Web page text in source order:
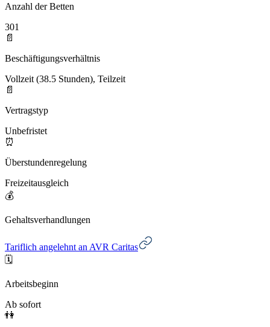
Anzahl der Betten
301
📄
Beschäftigungsverhältnis
Vollzeit (38.5 Stunden), Teilzeit
📄
Vertragstyp
Unbefristet
⏰
Überstundenregelung
Freizeitausgleich
💰
Gehaltsverhandlungen
Tariflich angelehnt an AVR Caritas
🗓️
Arbeitsbeginn
Ab sofort
👫